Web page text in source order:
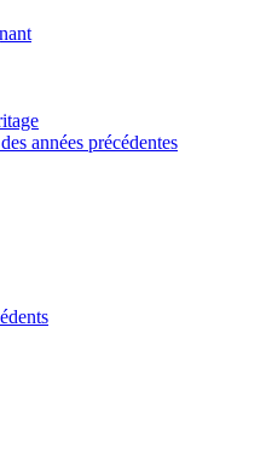
années précédentes